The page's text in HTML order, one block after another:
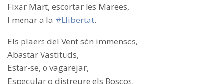
Fixar Mart, escortar les Marees,
I menar a la #Llibertat.
Els plaers del Vent són immensos,
Abastar Vastituds,
Estar-se, o vagarejar,
Especular o distreure els Boscos.